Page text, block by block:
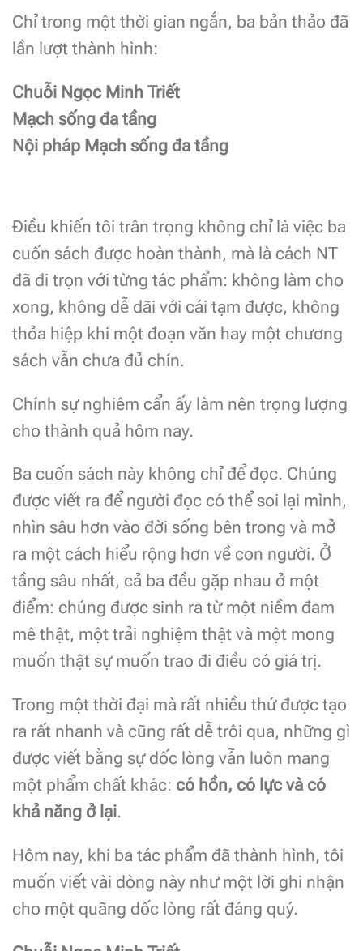
Chỉ trong một thời gian ngắn, ba bản thảo đã
lần lượt thành hình:
Chuỗi Ngọc Minh Triết
Mạch sống đa tầng
Nội pháp Mạch sống đa tầng
Điều khiến tôi trân trọng không chỉ là việc ba
cuốn sách được hoàn thành, mà là cách NT
đã đi trọn với từng tác phẩm: không làm cho
xong, không dễ dãi với cái tạm được, không
thỏa hiệp khi một đoạn văn hay một chương
sách vẫn chưa đủ chín.
Chính sự nghiêm cẩn ấy làm nên trọng lượng
cho thành quả hôm nay.
Ba cuốn sách này không chỉ để đọc. Chúng
được viết ra để người đọc có thể soi lại mình,
nhìn sâu hơn vào đời sống bên trong và mở
ra một cách hiểu rộng hơn về con người. Ở
tầng sâu nhất, cả ba đều gặp nhau ở một
điểm: chúng được sinh ra từ một niềm đam
mê thật, một trải nghiệm thật và một mong
muốn thật sự muốn trao đi điều có giá trị.
Trong một thời đại mà rất nhiều thứ được tạo
ra rất nhanh và cũng rất dễ trôi qua, những gì
được viết bằng sự dốc lòng vẫn luôn mang
một phẩm chất khác: có hồn, có lực và có
khả năng ở lại.
Hôm nay, khi ba tác phẩm đã thành hình, tôi
muốn viết vài dòng này như một lời ghi nhận
cho một quãng dốc lòng rất đáng quý.